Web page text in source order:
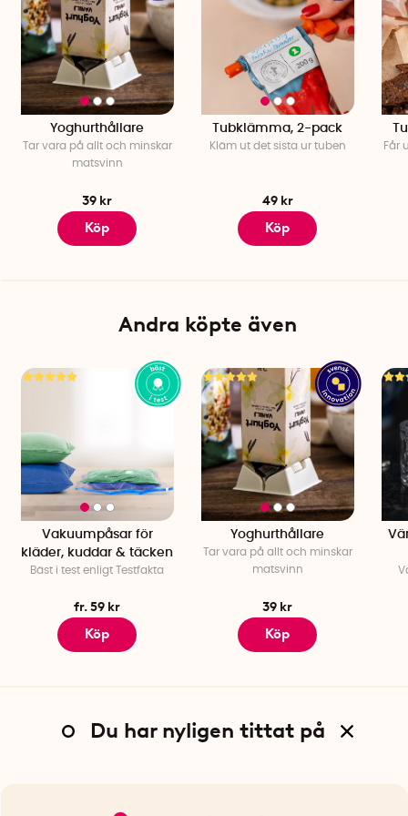
Mått: 6,5 cm x3,5 cm
Flaskhållaren passar inte på glasflaskor.
Yoghurthållare
Tar vara på allt och minskar
matsvinn
39 kr
Köp
Tubklämma, 2-pack
Kläm ut det sista ur tuben
49 kr
Köp
Får
Andra köpte även
Vakuumpåsar för
kläder, kuddar & täcken
Bäst i test enligt Testfakta
fr. 59 kr
Köp
Yoghurthållare
Tar vara på allt och minskar
matsvinn
39 kr
Köp
Du har nyligen tittat på